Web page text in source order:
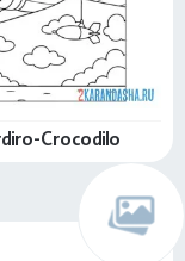
Crocodilo